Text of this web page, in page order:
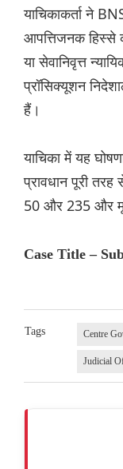
याचिकाकर्ता ने
आपत्तिजनक हिस्से
या सेवानिवृत्त
प्रॉसिक्यूशन
हैं।
याचिका में यह
प्रावधान पूरी
50 और 235 और
Case Title –
Tags Centre
Judicial